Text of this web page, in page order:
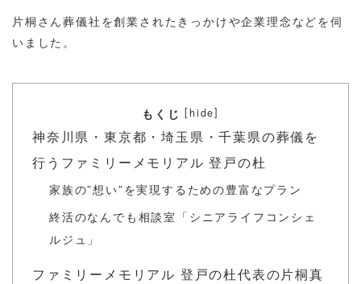
片桐さん葬儀社を創業されたきっかけや企業理念などを伺
いました。
もくじ [hide]
神奈川県・東京都・埼玉県・千葉県の葬儀を
行うファミリーメモリアル 登戸の杜
家族の”想い”を実現するための豊富なプラン
終活のなんでも相談室「シニアライフコンシェ
ルジュ」
ファミリーメモリアル 登戸の杜代表の片桐真